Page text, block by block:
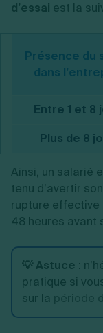
d’essai est la
Présence du
dans
Entre 1 et 8
Plus de 8
Ainsi, un salarié
tenu d’avertir
rupture effective
48 heures avant
💡 Astuce :
pratique si
sur la